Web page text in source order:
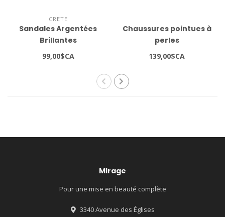
CRETE
Sandales Argentées
Brillantes
99,00$CA
Chaussures pointues à
perles
139,00$CA
Mirage
Pour une mise en beauté complète
3340 Avenue des Églises